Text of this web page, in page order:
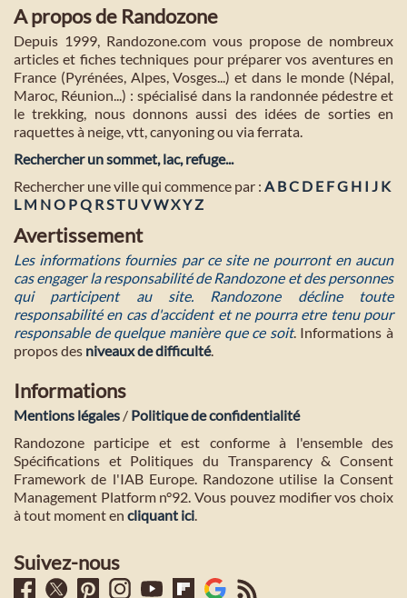
A propos de Randozone
Depuis 1999, Randozone.com vous propose de nombreux
articles et fiches techniques pour préparer vos aventures en
France (Pyrénées, Alpes, Vosges...) et dans le monde (Népal,
Maroc, Réunion...) : spécialisé dans la randonnée pédestre et
le trekking, nous donnons aussi des idées de sorties en
raquettes à neige, vtt, canyoning ou via ferrata.
Rechercher un sommet, lac, refuge...
Rechercher une ville qui commence par : A BC D E FG H I J K
L M NO PQ RST U VWXYZ
Avertissement
Les informations fournies par ce site ne pourront en aucun
cas engager la responsabilité de Randozone et des personnes
qui participent au site. Randozone décline toute
responsabilité en cas d'accident et ne pourra etre tenu pour
responsable de quelque manière que ce soit. Informations à
propos des niveaux de difficulté.
Informations
Mentions légales / Politique de confidentialité
Randozone participe et est conforme à l'ensemble des
Spécifications et Politiques du Transparency & Consent
Framework de l'IAB Europe. Randozone utilise la Consent
Management Platform n°92. Vous pouvez modifier vos choix
à tout moment en cliquant ici.
Suivez-nous